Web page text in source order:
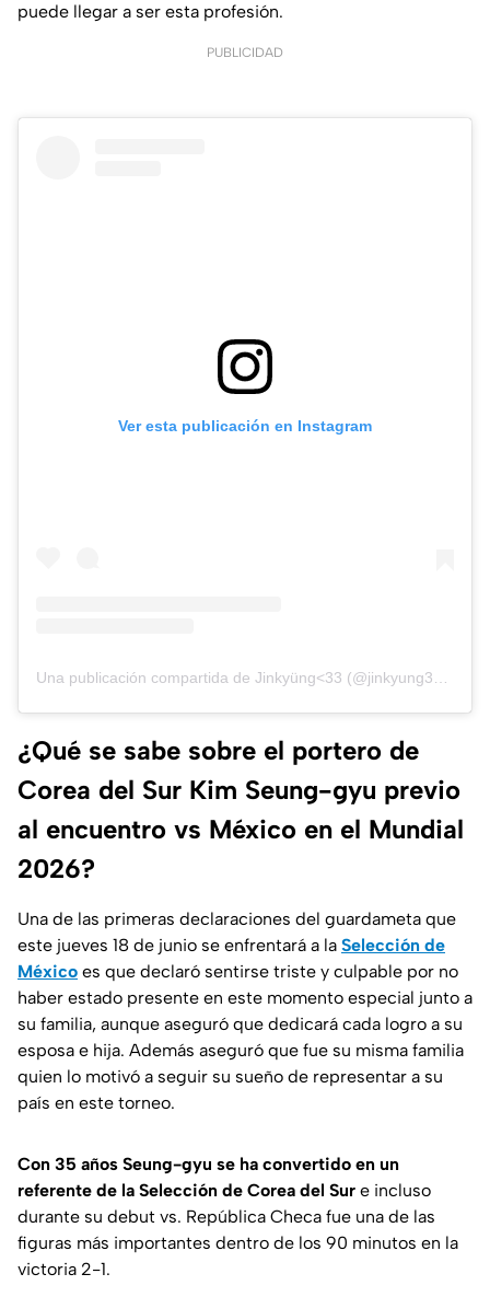
puede llegar a ser esta profesión.
PUBLICIDAD
Ver esta publicación en Instagram
¿Qué se sabe sobre el portero de
Corea del Sur Kim Seung-gyu previo
al encuentro vs México en el Mundial
2026?
Una de las primeras declaraciones del guardameta que
este jueves 18 de junio se enfrentará a la Selección de
México es que declaró sentirse triste y culpable por no
haber estado presente en este momento especial junto a
su familia, aunque aseguró que dedicará cada logro a su
esposa e hija. Además aseguró que fue su misma familia
quien lo motivó a seguir su sueño de representar a su
país en este torneo.
Con 35 años Seung-gyu se ha convertido en un
referente de la Selección de Corea del Sur e incluso
durante su debut vs. República Checa fue una de las
figuras más importantes dentro de los 90 minutos en la
victoria 2-1.